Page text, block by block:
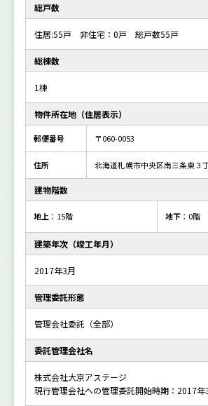
総戸数
住居:55戸 非住宅：0戸 総戸数55戸
総棟数
1棟
物件所在地（住居表示）
郵便番号 〒060-0053
住所 北海道札幌市中央区南三条東３
建物階数
地上 ：15階 地下：0階
建築年次（竣工年月）
2017年3月
管理委託形態
管理会社委託（全部）
委託管理会社名
株式会社大京アステージ
現行管理会社への管理委託開始時期：2017年